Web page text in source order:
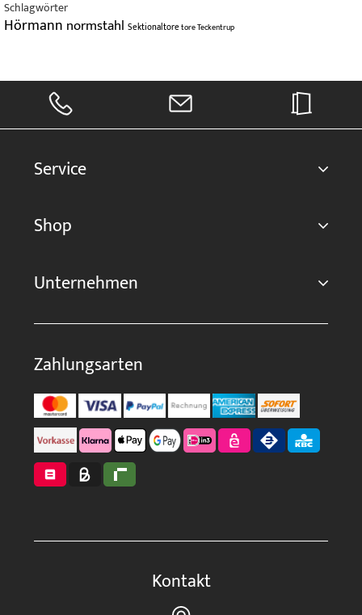
Schlagwörter
Hörmann normstahl SektionaltoretoreTeckentrup
Service
Shop
Unternehmen
Zahlungsarten
Kontakt